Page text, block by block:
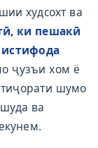
худсохт ва
ки пешакӣ
ҷузъи хом ё
шумо
ва